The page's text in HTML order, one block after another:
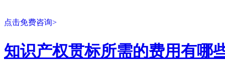
点击免费咨询>
知识产权贯标所需的费用有哪